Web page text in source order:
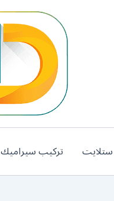
تركيب سيراميك